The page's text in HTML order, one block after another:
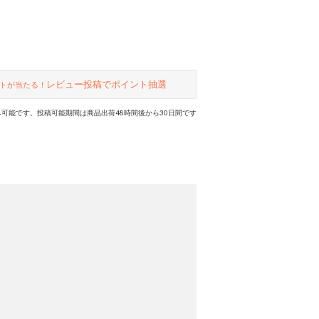
が当たる！ レビュー投稿でポイント抽選
能です。投稿可能期間は商品出荷48時間後から30日間です